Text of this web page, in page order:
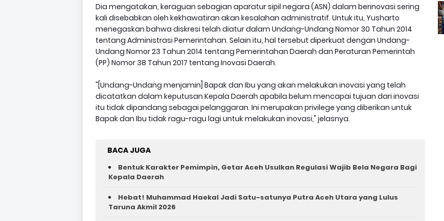
Dia mengatakan, keraguan sebagian aparatur sipil negara (ASN) dalam berinovasi sering
kali disebabkan oleh kekhawatiran akan kesalahan administratif. Untuk itu, Yusharto
menegaskan bahwa diskresi telah diatur dalam Undang-Undang Nomor 30 Tahun 2014
tentang Administrasi Pemerintahan. Selain itu, hal tersebut diperkuat dengan Undang-
Undang Nomor 23 Tahun 2014 tentang Pemerintahan Daerah dan Peraturan Pemerintah
(PP) Nomor 38 Tahun 2017 tentang Inovasi Daerah.
"[Undang-Undang menjamin] Bapak dan Ibu yang akan melakukan inovasi yang telah
dicatatkan dalam keputusan Kepala Daerah apabila belum mencapai tujuan dari inovasi
itu tidak dipandang sebagai pelanggaran. Ini merupakan privilege yang diberikan untuk
Bapak dan Ibu tidak ragu-ragu lagi untuk melakukan inovasi," jelasnya.
BACA JUGA
Bentuk Karakter Pemimpin, Getar Aceh Usulkan Regulasi Wajib Bela Negara Bagi
Kepala Daerah
Hebat! Muhammad Haekal Jadi Satu-satunya Putra Aceh Utara yang Lulus
Taruna Akmil 2026